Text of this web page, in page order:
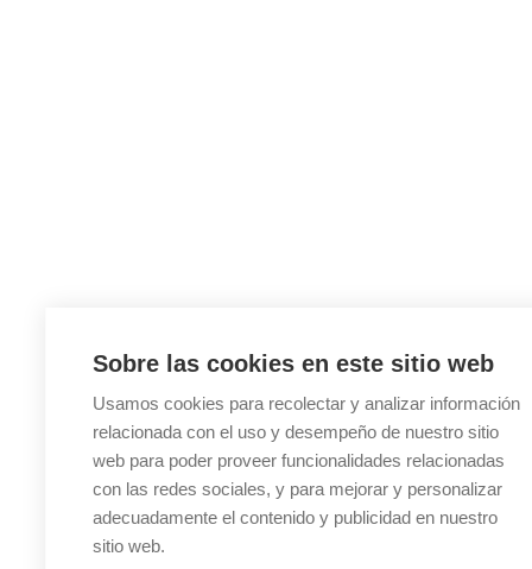
Sobre las cookies en este sitio web
Usamos cookies para recolectar y analizar información
relacionada con el uso y desempeño de nuestro sitio
web para poder proveer funcionalidades relacionadas
con las redes sociales, y para mejorar y personalizar
adecuadamente el contenido y publicidad en nuestro
sitio web.